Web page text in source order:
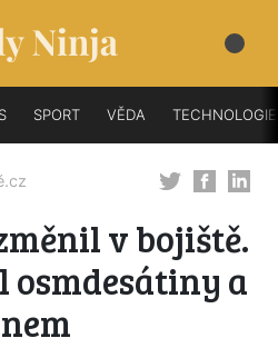
SPORT VĚDA TECHNOLOGIE
v bojiště.
a